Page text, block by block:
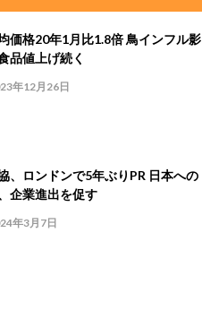
価格20年1月比1.8倍 鳥インフル影
品値上げ続く
年12月26日
、ロンドンで5年ぶりPR 日本への
企業進出を促す
年3月7日